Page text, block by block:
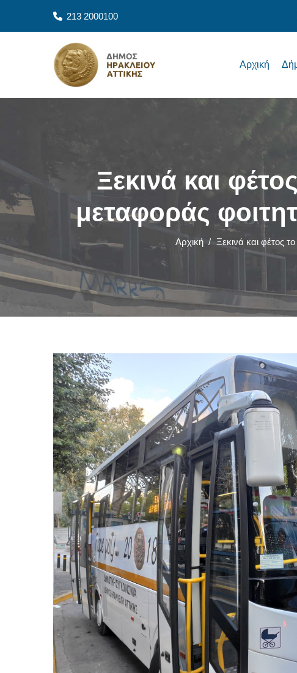
213 2000100
Αρχική
Ξεκινά και
μεταφοράς
Αρχική / Ξεκινά και φέτος